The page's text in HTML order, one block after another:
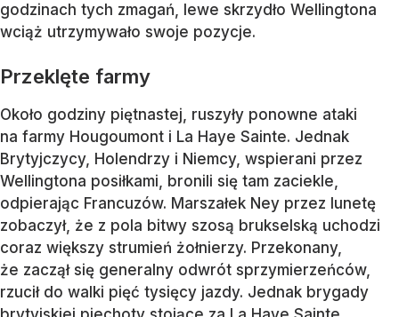
godzinach tych zmagań, lewe skrzydło Wellingtona
wciąż utrzymywało swoje pozycje.
Przeklęte farmy
Około godziny piętnastej, ruszyły ponowne ataki
na farmy Hougoumont i La Haye Sainte. Jednak
Brytyjczycy, Holendrzy i Niemcy, wspierani przez
Wellingtona posiłkami, bronili się tam zaciekle,
odpierając Francuzów. Marszałek Ney przez lunetę
zobaczył, że z pola bitwy szosą brukselską uchodzi
coraz większy strumień żołnierzy. Przekonany,
że zaczął się generalny odwrót sprzymierzeńców,
rzucił do walki pięć tysięcy jazdy. Jednak brygady